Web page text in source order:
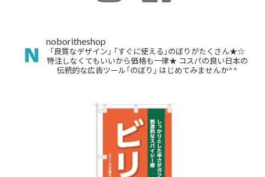
noboritheshop
「良質なデザイン」 「すぐに使える」のぼりがたくさん★☆
特注しなくてもいいから価格も一律★ コスパの良い日本の
伝統的な広告ツール「のぼり」 はじめてみませんか^^